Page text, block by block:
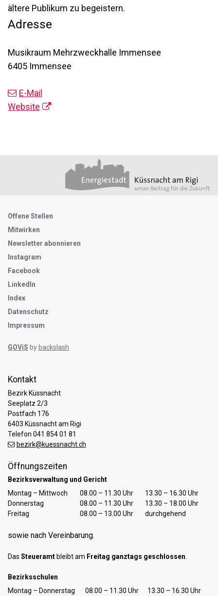
ältere Publikum zu begeistern.
Adresse
Musikraum Mehrzweckhalle Immensee
6405 Immensee
E-Mail
Website
Kontakt
Bezirk Küssnacht
Seeplatz 2/3
Postfach 176
6403 Küssnacht am Rigi
Telefon 041 854 01 81
bezirk@kuessnacht.ch
Öffnungszeiten
Bezirksverwaltung und Gericht
TagÖffnungszeiten Vormittag Öffnungszeiten Nachmittag
Montag – Mittwoch 08.00 – 11.30 Uhr
13.30 – 16.30 Uhr
Donnerstag
08.00 – 11.30 Uhr
13.30 – 18.00 Uhr
Freitag
08.00 – 13.00 Uhr durchgehend
sowie nach Vereinbarung.
Das Steueramt bleibt am Freitag ganztags geschlossen.
Bezirksschulen
TagÖffnungszeiten Vormittag Öffnungszeiten Nachmittag
Montag – Donnerstag 08.00 – 11.30 Uhr 13.30 – 16.30 Uhr
Metanavigation
Offene Stellen
Mitwirken
Newsletter abonnieren
Instagram
Facebook
LinkedIn
Index
Datenschutz
Impressum
GOViS by backslash